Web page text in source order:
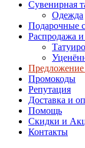
Сувенирная
Одежда
Подарочные
Распродажа
Предложение
Промокоды
Репутация
Доставка и
Помощь
Скидки и
Контакты